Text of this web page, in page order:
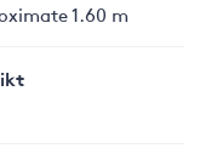
1.60 m